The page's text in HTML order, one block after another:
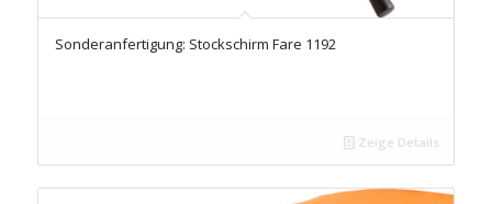
Sonderanfertigung: Stockschirm Fare 1192
Zeige Details